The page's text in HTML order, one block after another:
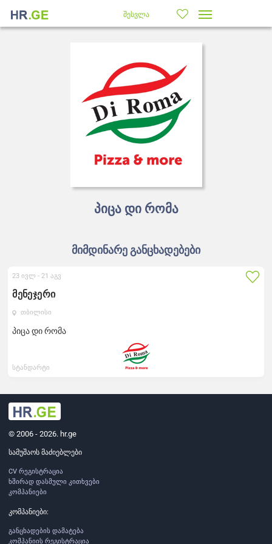
შესვლა
პიცა დი რომა
მიმდინარე განცხადებები
მენეჯერი
თბილისი
პიცა დი რომა
23 ივლ -21 აგვ
სტანდარტი
© 2006 - 2026. hr.ge
სამუშაოს მაძიებლები
CV რეგისტრაცია
ხშირად დასმული კითხვები
კომპანიები
კომპანიები:
განცხადების დამატება
კომპანიის რეგისტრაცია